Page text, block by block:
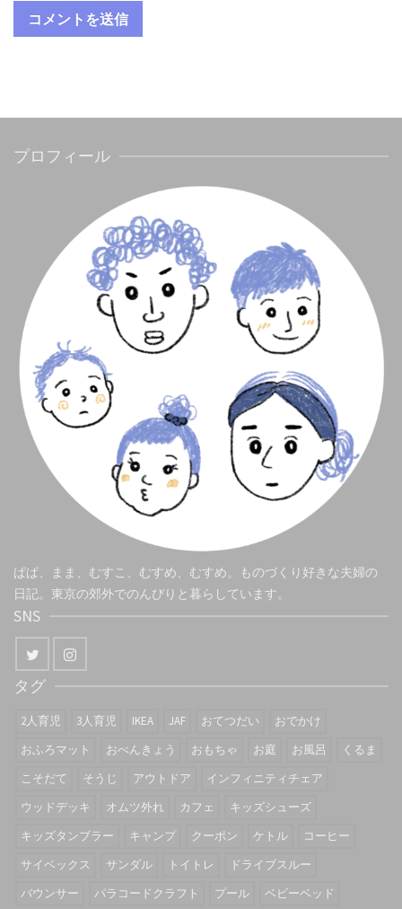
プロフィール
ぱぱ、まま、むすこ、むすめ、むすめ。ものづくり好きな夫婦の
日記。東京の郊外でのんびりと暮らしています。
SNS
タグ
2人育児 3人育児 IKEA JAF おてつだい
おでかけ
おふろマット
おべんきょう おもちゃ お庭 お風呂
くるま
こそだて
そうじ アウトドア
インフィニティチェア
ウッドデッキ
オムツ外れ カフェ
キッズシューズ
キッズタンブラー
キャンプ クーポン ケトル
コーヒー
サイベックス
サンダル トイトレ
ドライブスルー
バウンサー
パラコードクラフト プール ベビーベッド